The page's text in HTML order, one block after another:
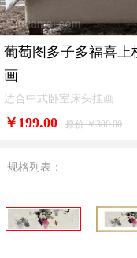
葡萄图多子多福喜
画
适合中式卧室床头挂画
￥ 199.00 原价:￥300.00
规格列表：